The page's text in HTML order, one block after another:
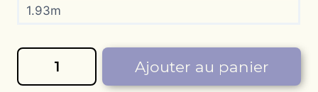
1.93m
quantité
Ajouter au panier